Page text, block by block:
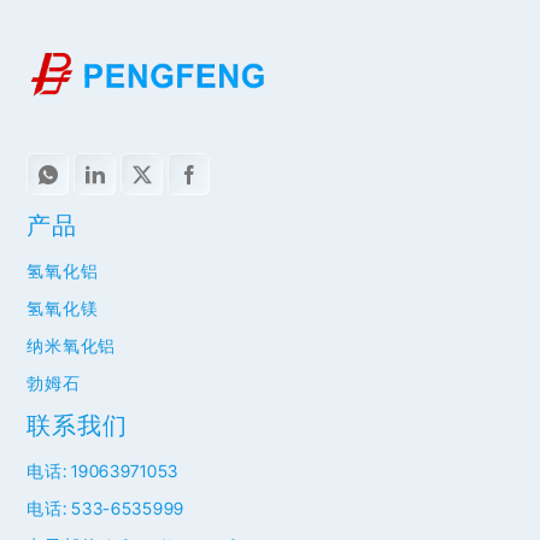
联系我们
电话: 19063971053
电话: 533-6535999
产品
氢氧化铝
氢氧化镁
纳米氧化铝
勃姆石